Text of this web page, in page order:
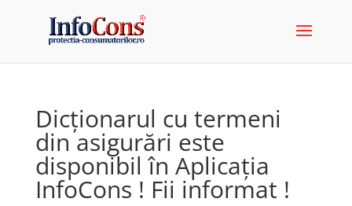
Dicționarul cu termeni
din asigurări este
disponibil în Aplicația
InfoCons ! Fii informat !